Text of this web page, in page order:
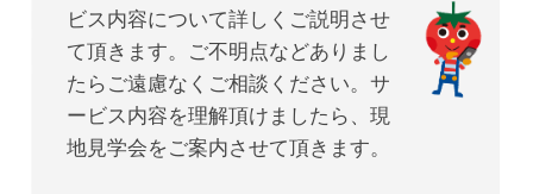
ビス内容について詳しくご説明させ
て頂きます。ご不明点などありまし
たらご遠慮なくご相談ください。サ
ービス内容を理解頂けましたら、現
地見学会をご案内させて頂きます。